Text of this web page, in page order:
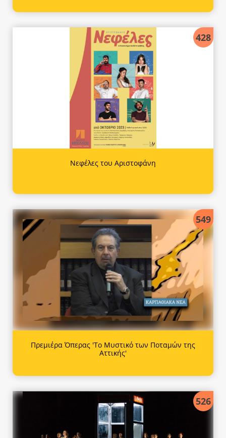
428
Νεφέλες του Αριστοφάνη
549
Πρεμιέρα Όπερας 'Το Μυστικό των Ποταμών της
Αττικής'
526